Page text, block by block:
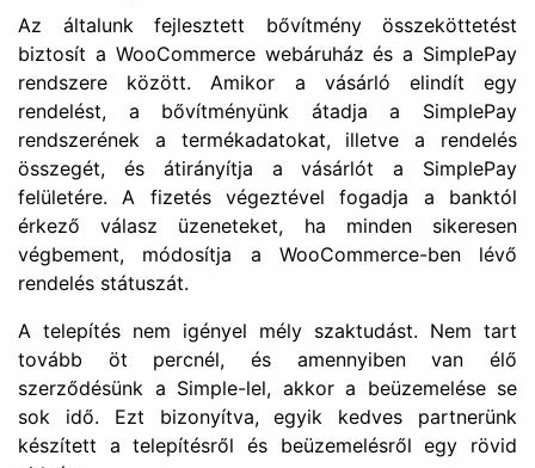
A telepítés nem igényel mély szaktudást. Nem tart
tovább öt percnél, és amennyiben van élő
szerződésünk a Simple-lel, akkor a beüzemelése se
sok idő. Ezt bizonyítva, egyik kedves partnerünk
készített a telepítésről és beüzemelésről egy rövid
videót: